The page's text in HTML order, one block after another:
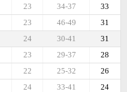
33
34-37
23
31
46-49
23
31
30-41
24
28
29-37
23
26
25-32
22
24
33-41
24